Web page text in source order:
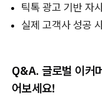
틱톡 광고 기반 자
실제 고객사 성공
Q&A. 글로벌 이커
어보세요!